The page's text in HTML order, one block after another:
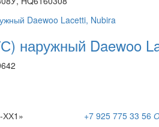
наружный Daewoo
+7 925 775 33 56